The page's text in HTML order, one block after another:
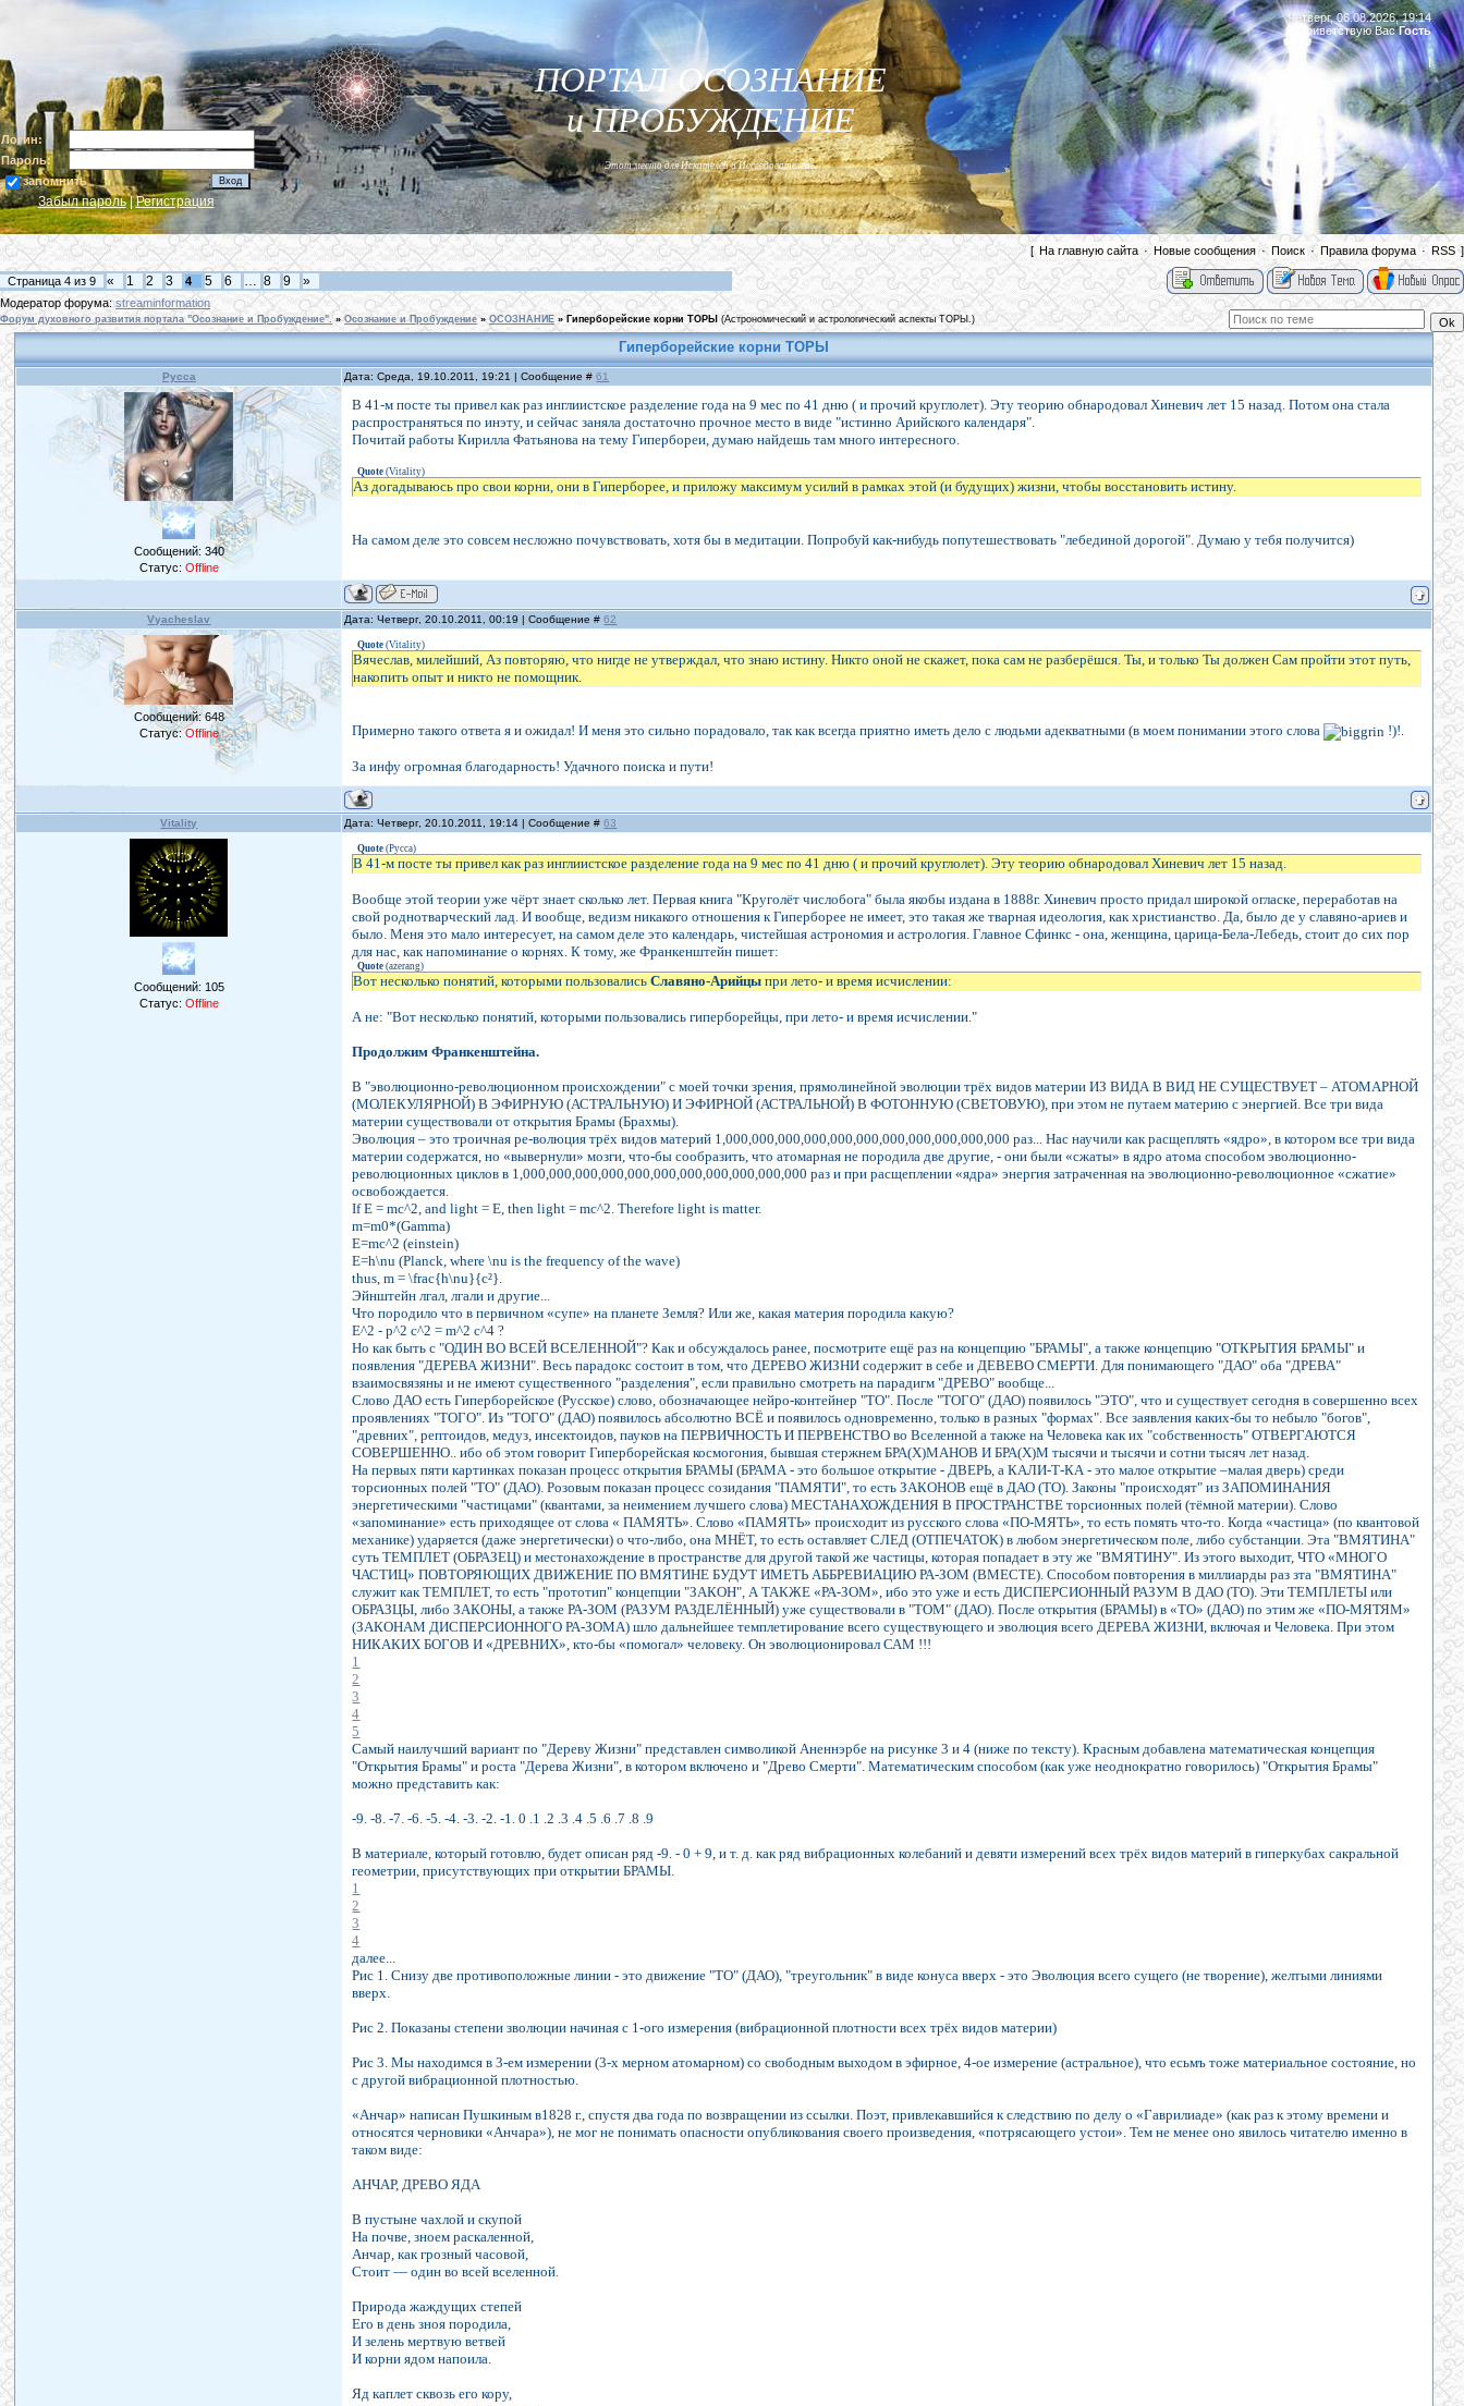
Логин:
Пароль:
запомнить
Забыл пароль|Регистрация
ПОРТАЛ ОСОЗНАНИЕ
и ПРОБУЖДЕНИЕ
Этот место для Искателей и Исследователей...
Четверг, 06.08.2026, 19:14
Приветствую ВасГость
|
[ На главную сайта · Новые сообщения· Поиск · Правила форума · RSS ]
Страница 4 из 9 « 1 2 3 4 5 6 … 8 9 »
Модератор форума:streaminformation
Форум духовного развития портала "Осознание и Пробуждение". » Осознание и Пробуждение » ОСОЗНАНИЕ » Гиперборейские корни ТОРЫ (Астрономический и астрологический аспекты ТОРЫ.)
Гиперборейские корни ТОРЫ
Русса Дата: Среда, 19.10.2011, 19:21 | Сообщение #61
Сообщений: 340
Статус: Offline
В 41-м посте ты привел как раз инглиистское разделение года на 9 мес по 41 дню ( и прочий круглолет). Эту теорию обнародовал Хиневич лет 15 назад. Потом она стала
распространяться по инэту, и сейчас заняла достаточно прочное место в виде "истинно Арийского календаря".
Почитай работы Кирилла Фатьянова на тему Гипербореи, думаю найдешь там много интересного.
Quote (Vitality)
Аз догадываюсь про свои корни, они в Гиперборее, и приложу максимум усилий в рамках этой (и будущих) жизни, чтобы восстановить истину.
На самом деле это совсем несложно почувствовать, хотя бы в медитации. Попробуй как-нибудь попутешествовать "лебединой дорогой". Думаю у тебя получится)
Vyacheslav Дата: Четверг, 20.10.2011, 00:19 | Сообщение #62
Сообщений:648
Статус:Offline
Quote (Vitality)
Вячеслав, милейший, Аз повторяю, что нигде не утверждал, что знаю истину. Никто оной не скажет, пока сам не разберёшся. Ты, и только Ты должен Сам пройти этот путь,
накопить опыт и никто не помощник.
Примерно такого ответа я и ожидал! И меня это сильно порадовало, так как всегда приятно иметь дело с людьми адекватными (в моем понимании этого слова !)!.
За инфу огромная благодарность! Удачного поиска и пути!
Vitality Дата: Четверг, 20.10.2011, 19:14 | Сообщение #63
Сообщений: 105
Статус: Offline
Quote (Русса)
В 41-м посте ты привел как раз инглиистское разделение года на 9 мес по 41 дню ( и прочий круглолет). Эту теорию обнародовал Хиневич лет 15 назад.
Вообще этой теории уже чёрт знает сколько лет. Первая книга "Круголёт числобога" была якобы издана в 1888г. Хиневич просто придал широкой огласке, переработав на
свой роднотварческий лад. И вообще, ведизм никакого отношения к Гиперборее не имеет, это такая же тварная идеология, как христианство. Да, было де у славяно-ариев и
было. Меня это мало интересует, на самом деле это календарь, чистейшая астрономия и астрология. Главное Сфинкс - она, женщина, царица-Бела-Лебедь, стоит до сих пор
для нас, как напоминание о корнях. К тому, же Франкенштейн пишет:
Quote (azerang)
Вот несколько понятий, которыми пользовалисьСлавяно-Арийцы при лето- и время исчислении:
А не: "Вот несколько понятий, которыми пользовались гиперборейцы, при лето- и время исчислении."
Продолжим Франкенштейна.
В "эволюционно-революционном происхождении" с моей точки зрения, прямолинейной эволюции трёх видов материи ИЗ ВИДА В ВИД НЕ СУЩЕСТВУЕТ – АТОМАРНОЙ
(МОЛЕКУЛЯРНОЙ) В ЭФИРНУЮ (АСТРАЛЬНУЮ) И ЭФИРНОЙ (АСТРАЛЬНОЙ) В ФОТОННУЮ (СВЕТОВУЮ), при этом не путаем материю с энергией. Все три вида
материи существовали от открытия Брамы (Брахмы).
Эволюция – это троичная ре-волюция трёх видов материй 1,000,000,000,000,000,000,000,000,000,000,000 раз... Нас научили как расщеплять «ядро», в котором все три вида
материи содержатся, но «вывернули» мозги, что-бы сообразить, что атомарная не породила две другие, - они были «сжаты» в ядро атома способом эволюционно-
революционных циклов в 1,000,000,000,000,000,000,000,000,000,000,000 раз и при расщеплении «ядра» энергия затраченная на эволюционно-революционное «сжатие»
освобождается.
If E = mc^2, and light = E, then light = mc^2. Therefore light is matter.
m=m0*(Gamma)
E=mc^2 (einstein)
E=h\nu (Planck, where \nu is the frequency of the wave)
thus, m = \frac{h\nu}{c²}.
Эйнштейн лгал, лгали и другие...
Что породило что в первичном «супе» на планете Земля? Или же, какая материя породила какую?
E^2 - p^2 c^2 = m^2 c^4 ?
Но как быть с "ОДИН ВО ВСЕЙ ВСЕЛЕННОЙ"? Как и обсуждалось ранее, посмотрите ещё раз на концепцию "БРАМЫ", а также концепцию "ОТКРЫТИЯ БРАМЫ" и
появления "ДЕРЕВА ЖИЗНИ". Весь парадокс состоит в том, что ДЕРЕВО ЖИЗНИ содержит в себе и ДЕВЕВО СМЕРТИ. Для понимающего "ДАО" оба "ДРЕВА"
взаимосвязяны и не имеют существенного "разделения", если правильно смотреть на парадигм "ДРЕВО" вообще...
Слово ДАО есть Гиперборейское (Русское) слово, обозначающее нейро-контейнер "ТО". После "ТОГО" (ДАО) появилось "ЭТО", что и существует сегодня в совершенно всех
проявлениях "ТОГО". Из "ТОГО" (ДАО) появилось абсолютно ВСЁ и появилось одновременно, только в разных "формах". Все заявления каких-бы то небыло "богов",
"древних", рептоидов, медуз, инсектоидов, пауков на ПЕРВИЧНОСТЬ И ПЕРВЕНСТВО во Вселенной а также на Человека как их "собственность" ОТВЕРГАЮТСЯ
СОВЕРШЕННО.. ибо об этом говорит Гиперборейская космогония, бывшая стержнем БРА(Х)МАНОВ И БРА(Х)М тысячи и тысячи и сотни тысяч лет назад.
На первых пяти картинках показан процесс открытия БРАМЫ (БРАМА - это большое открытие - ДВЕРЬ, а КАЛИ-Т-КА - это малое открытие –малая дверь) среди
торсионных полей "ТО" (ДАО). Розовым показан процесс созидания "ПАМЯТИ", то есть ЗАКОНОВ ещё в ДАО (ТО). Законы "происходят" из ЗАПОМИНАНИЯ
энергетическими "частицами" (квантами, за неимением лучшего слова) МЕСТАНАХОЖДЕНИЯ В ПРОСТРАНСТВЕ торсионных полей (тёмной материи). Слово
«запоминание» есть приходящее от слова « ПАМЯТЬ». Слово «ПАМЯТЬ» происходит из русского слова «ПО-МЯТЬ», то есть помять что-то. Когда «частица» (по квантовой
механике) ударяется (даже энергетически) о что-либо, она МНЁТ, то есть оставляет СЛЕД (ОТПЕЧАТОК) в любом энергетическом поле, либо субстанции. Эта "ВМЯТИНА"
суть ТЕМПЛЕТ (ОБРАЗЕЦ) и местонахождение в пространстве для другой такой же частицы, которая попадает в эту же "ВМЯТИНУ". Из этого выходит, ЧТО «МНОГО
ЧАСТИЦ» ПОВТОРЯЮЩИХ ДВИЖЕНИЕ ПО ВМЯТИНЕ БУДУТ ИМЕТЬ АББРЕВИАЦИЮ РА-ЗОМ (ВМЕСТЕ). Способом повторения в миллиарды раз зта "ВМЯТИНА"
служит как ТЕМПЛЕТ, то есть "прототип" концепции "ЗАКОН", А ТАКЖЕ «РА-ЗОМ», ибо это уже и есть ДИСПЕРСИОННЫЙ РАЗУМ В ДАО (ТО). Эти ТЕМПЛЕТЫ или
ОБРАЗЦЫ, либо ЗАКОНЫ, а также РА-ЗОМ (РАЗУМ РАЗДЕЛЁННЫЙ) уже существовали в "ТОМ" (ДАО). После открытия (БРАМЫ) в «ТО» (ДАО) по этим же «ПО-МЯТЯМ»
(ЗАКОНАМ ДИСПЕРСИОННОГО РА-ЗОМА) шло дальнейшее темплетирование всего существующего и эволюция всего ДЕРЕВА ЖИЗНИ, включая и Человека. При этом
НИКАКИХ БОГОВ И «ДРЕВНИХ», кто-бы «помогал» человеку. Он эволюционировал САМ !!!
1
2
3
4
5
Самый наилучший вариант по "Дереву Жизни" представлен символикой Аненнэрбе на рисунке 3 и 4 (ниже по тексту). Красным добавлена математическая концепция
"Открытия Брамы" и роста "Дерева Жизни", в котором включено и "Древо Смерти". Математическим способом (как уже неоднократно говорилось) "Открытия Брамы"
можно представить как:
-9. -8. -7. -6. -5. -4. -3. -2. -1. 0 .1 .2 .3 .4 .5 .6 .7 .8 .9
В материале, который готовлю, будет описан ряд -9. - 0 + 9, и т. д. как ряд вибрационных колебаний и девяти измерений всех трёх видов материй в гиперкубах сакральной
геометрии, присутствующих при открытии БРАМЫ.
1
2
3
4
далее...
Рис 1. Снизу две противоположные линии - это движение "ТО" (ДАО), "треугольник" в виде конуса вверх - это Эволюция всего сущего (не творение), желтыми линиями
вверх.
Рис 2. Показаны степени зволюции начиная с 1-ого измерения (вибрационной плотности всех трёх видов материи)
Рис 3. Мы находимся в 3-ем измерении (3-х мерном атомарном) со свободным выходом в эфирное, 4-ое измерение (астральное), что есьмъ тоже материальное состояние, но
с другой вибрационной плотностью.
«Анчар» написан Пушкиным в1828 г., спустя два года по возвращении из ссылки. Поэт, привлекавшийся к следствию по делу о «Гаврилиаде» (как раз к этому времени и
относятся черновики «Анчара»), не мог не понимать опасности опубликования своего произведения, «потрясающего устои». Тем не менее оно явилось читателю именно в
таком виде:
АНЧАР, ДРЕВО ЯДА
В пустыне чахлой и скупой
На почве, зноем раскаленной,
Анчар, как грозный часовой,
Стоит — один во всей вселенной.
Природа жаждущих степей
Его в день зноя породила,
И зелень мертвую ветвей
И корни ядом напоила.
Яд каплет сквозь его кору,